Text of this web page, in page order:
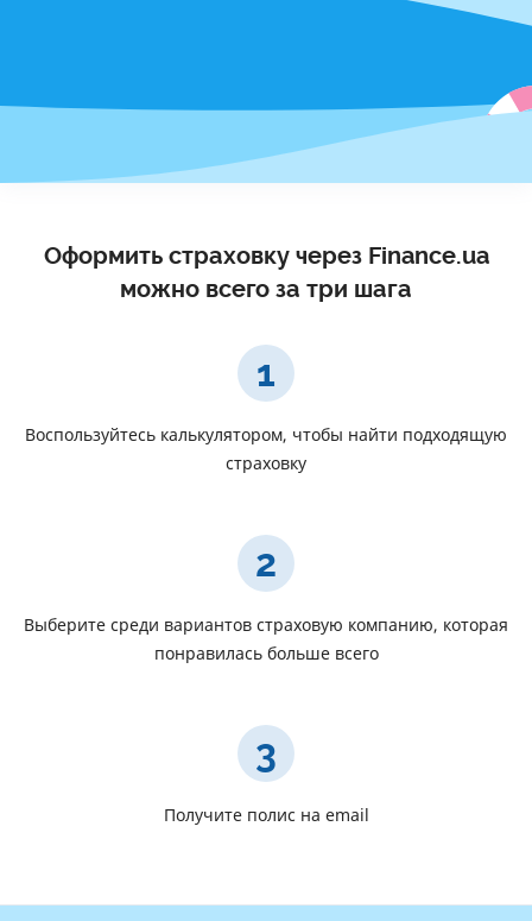
Оформить страховку через Finance.ua
можно всего за три шага
1
Воспользуйтесь калькулятором, чтобы найти подходящую
страховку
2
Выберите среди вариантов страховую компанию, которая
понравилась больше всего
3
Получите полис на email